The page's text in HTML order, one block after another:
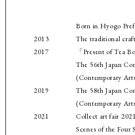
Born in Hyogo
2013
The traditional
2017
「Present of Tea
The 56th Japan
(Contemporary
2019
The 58th Japan
(Contemporary
2021
Collect art fair 2021
Scenes of the Four